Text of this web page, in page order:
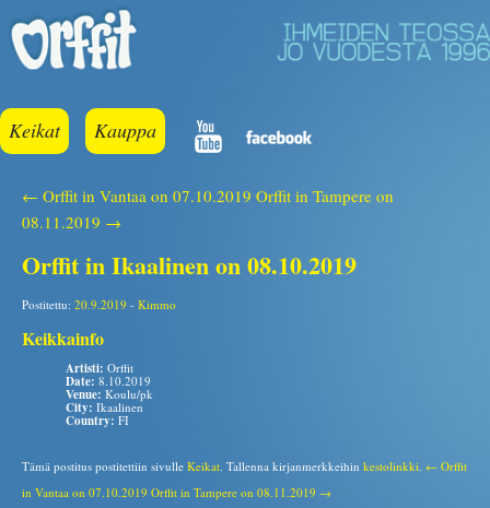
Keikat Kauppa
← Orffit in Vantaa on 07.10.2019 Orffit in Tampere on
08.11.2019 →
Orffit in Ikaalinen on 08.10.2019
Postitettu: 20.9.2019 - Kimmo
Keikkainfo
Artisti: Orffit
Date: 8.10.2019
Venue: Koulu/pk
City: Ikaalinen
Country: FI
Tämä postitus postitettiin sivulle Keikat . Tallenna kirjanmerkkeihin kestolinkki ← Orffit
in Vantaa on 07.10.2019 Orffit in Tampere on 08.11.2019 →